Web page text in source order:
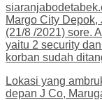
Margo City
(21/8 /2021) sore.
yaitu 2 security
korban sudah
Lokasi yang
depan J Co,